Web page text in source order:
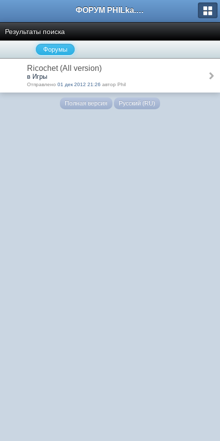
ФОРУМ PHILka.RU
Результаты поиска
Форумы
Ricochet (All version)
в Игры
Отправлено 01 дек 2012 21:26 автор Phil
Полная версия Русский (RU)